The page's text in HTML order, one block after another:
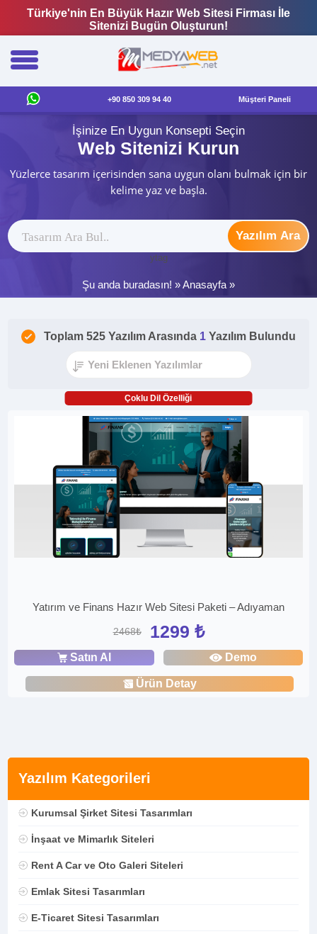
Türkiye'nin En Büyük Hazır Web Sitesi Firması İle
Sitenizi Bugün Oluşturun!
+90 850 309 94 40 Müşteri Paneli
İşinize En Uygun Konsepti Seçin
Web Sitenizi Kurun
Yüzlerce tasarım içerisinden sana uygun olanı bulmak için bir
kelime yaz ve başla.
Yazılım Ara
ytag
Şu anda buradasın! »Anasayfa »
Yazılım Kategorileri
Kurumsal Şirket Sitesi Tasarımları
İnşaat ve Mimarlık Siteleri
Rent A Car ve Oto Galeri Siteleri
Emlak Sitesi Tasarımları
E-Ticaret Sitesi Tasarımları
Toplam 525 Yazılım Arasında 1 Yazılım Bulundu
Çoklu Dil Özelliği
Yatırım ve Finans Hazır Web Sitesi Paketi – Adıyaman
2468₺ 1299 ₺
Satın Al Demo
Ürün Detay